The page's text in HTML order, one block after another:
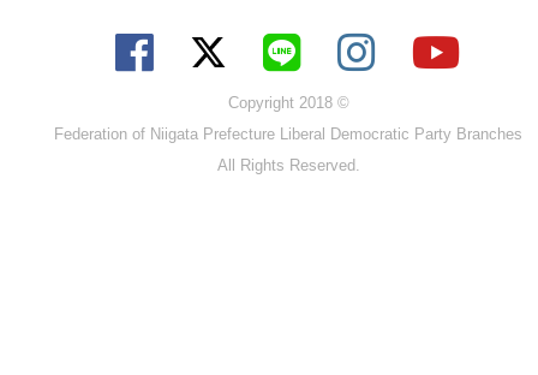
Copyright 2018 ©
Federation of Niigata Prefecture Liberal Democratic Party Branches
All Rights Reserved.